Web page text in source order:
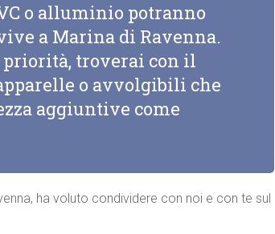
o alluminio potranno
a Marina di Ravenna.
priorità, troverai con il
o avvolgibili che
aggiuntive come
ha voluto condividere con noi e con te sul